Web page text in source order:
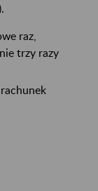
raz,
trzy razy